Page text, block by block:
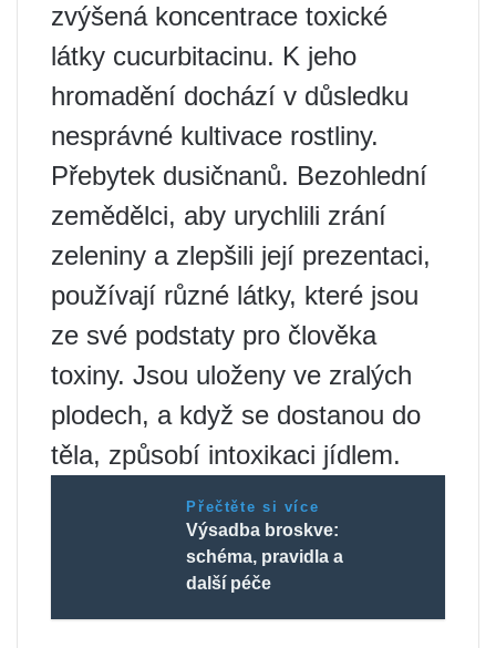
zvýšená koncentrace toxické
látky cucurbitacinu. K jeho
hromadění dochází v důsledku
nesprávné kultivace rostliny.
Přebytek dusičnanů. Bezohlední
zemědělci, aby urychlili zrání
zeleniny a zlepšili její prezentaci,
používají různé látky, které jsou
ze své podstaty pro člověka
toxiny. Jsou uloženy ve zralých
plodech, a když se dostanou do
těla, způsobí intoxikaci jídlem.
Přečtěte si více
Výsadba broskve:
schéma, pravidla a
další péče